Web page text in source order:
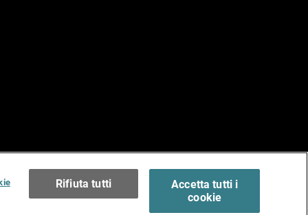
of Use >Rifiuta tutti
Accetta tutti i
cookie